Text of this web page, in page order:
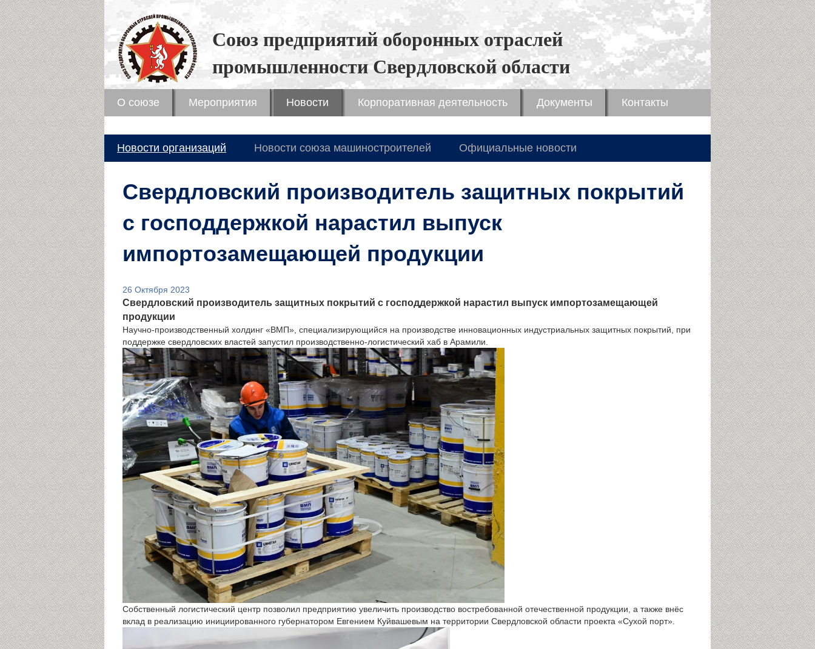
Союз предприятий оборонных отраслей
промышленности Свердловской области
О союзе Мероприятия Новости Корпоративная деятельность Документы Контакты
Новости организаций Новости союза машиностроителей Официальные новости
Свердловский производитель защитных покрытий
с господдержкой нарастил выпуск
импортозамещающей продукции
26 Октября 2023
Свердловский производитель защитных покрытий с господдержкой нарастил выпуск импортозамещающей
продукции
Научно-производственный холдинг «ВМП», специализирующийся на производстве инновационных индустриальных защитных покрытий, при
поддержке свердловских властей запустил производственно-логистический хаб в Арамили.
Собственный логистический центр позволил предприятию увеличить производство востребованной отечественной продукции, а также внёс
вклад в реализацию инициированного губернатором Евгением Куйвашевым на территории Свердловской области проекта «Сухой порт».